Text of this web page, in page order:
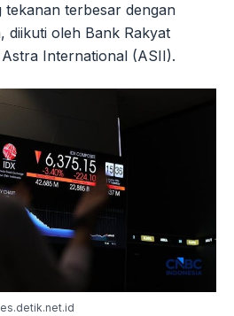
tekanan terbesar dengan
diikuti oleh Bank Rakyat
International (ASII).